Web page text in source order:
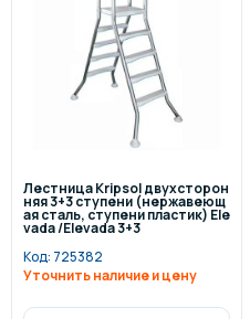
Лестница Kripsol двухсторон
няя 3+3 ступени (нержавеющ
ая сталь, ступени пластик) Ele
vada /Elevada 3+3
Код: 725382
Уточнить наличие и цену